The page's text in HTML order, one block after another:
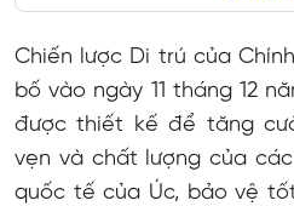
Chiến lược Di trú của
bố vào ngày 11 tháng 12
được thiết kế để tăng
vẹn và chất lượng của
quốc tế của Úc, bảo vệ